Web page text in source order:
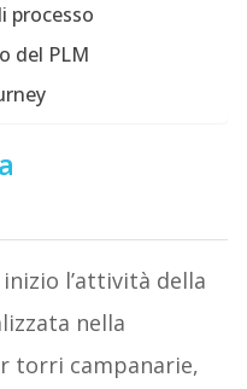
processo
del PLM
inizio l’attività della
nella
torri campanarie,